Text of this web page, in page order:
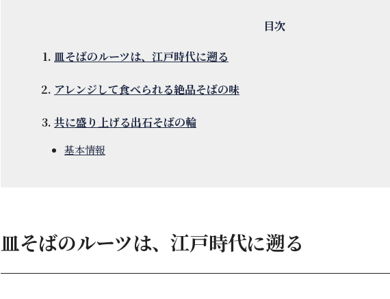
皿そばのルーツは、江戸時代に遡る
アレンジして食べられる絶品そばの味
共に盛り上げる出石そばの輪
基本情報
皿そばのルーツは、江戸時代に遡る